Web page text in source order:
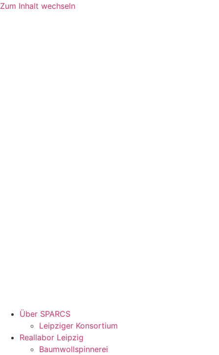
Zum Inhalt wechseln
Über SPARCS
Leipziger Konsortium
Reallabor Leipzig
Baumwollspinnerei